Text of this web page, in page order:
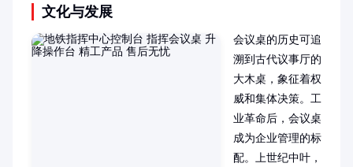
文化与发展
会议桌的历史可追
溯到古代议事厅的
大木桌，象征着权
威和集体决策。工
业革命后，会议桌
成为企业管理的标
配。上世纪中叶，